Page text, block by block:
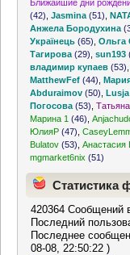
Ближайшие дни
(42) ,Jasmina (51) ,
Анжела Бородухина
Українець (65) ,Ольга
Тагирова (29) ,sun193
владимир купаев (53)
MatthewFef (44) ,
Abduraimov (50) ,Lusja
Погосова (53) ,
Марина 1 (46) ,
ЮлияР (47) ,
Bulatov (53) ,Анастасия
mgmarket6nix (51)
Статистика
420364 Сообщений
Последний
Последнее
08-08, 22:50:22 )